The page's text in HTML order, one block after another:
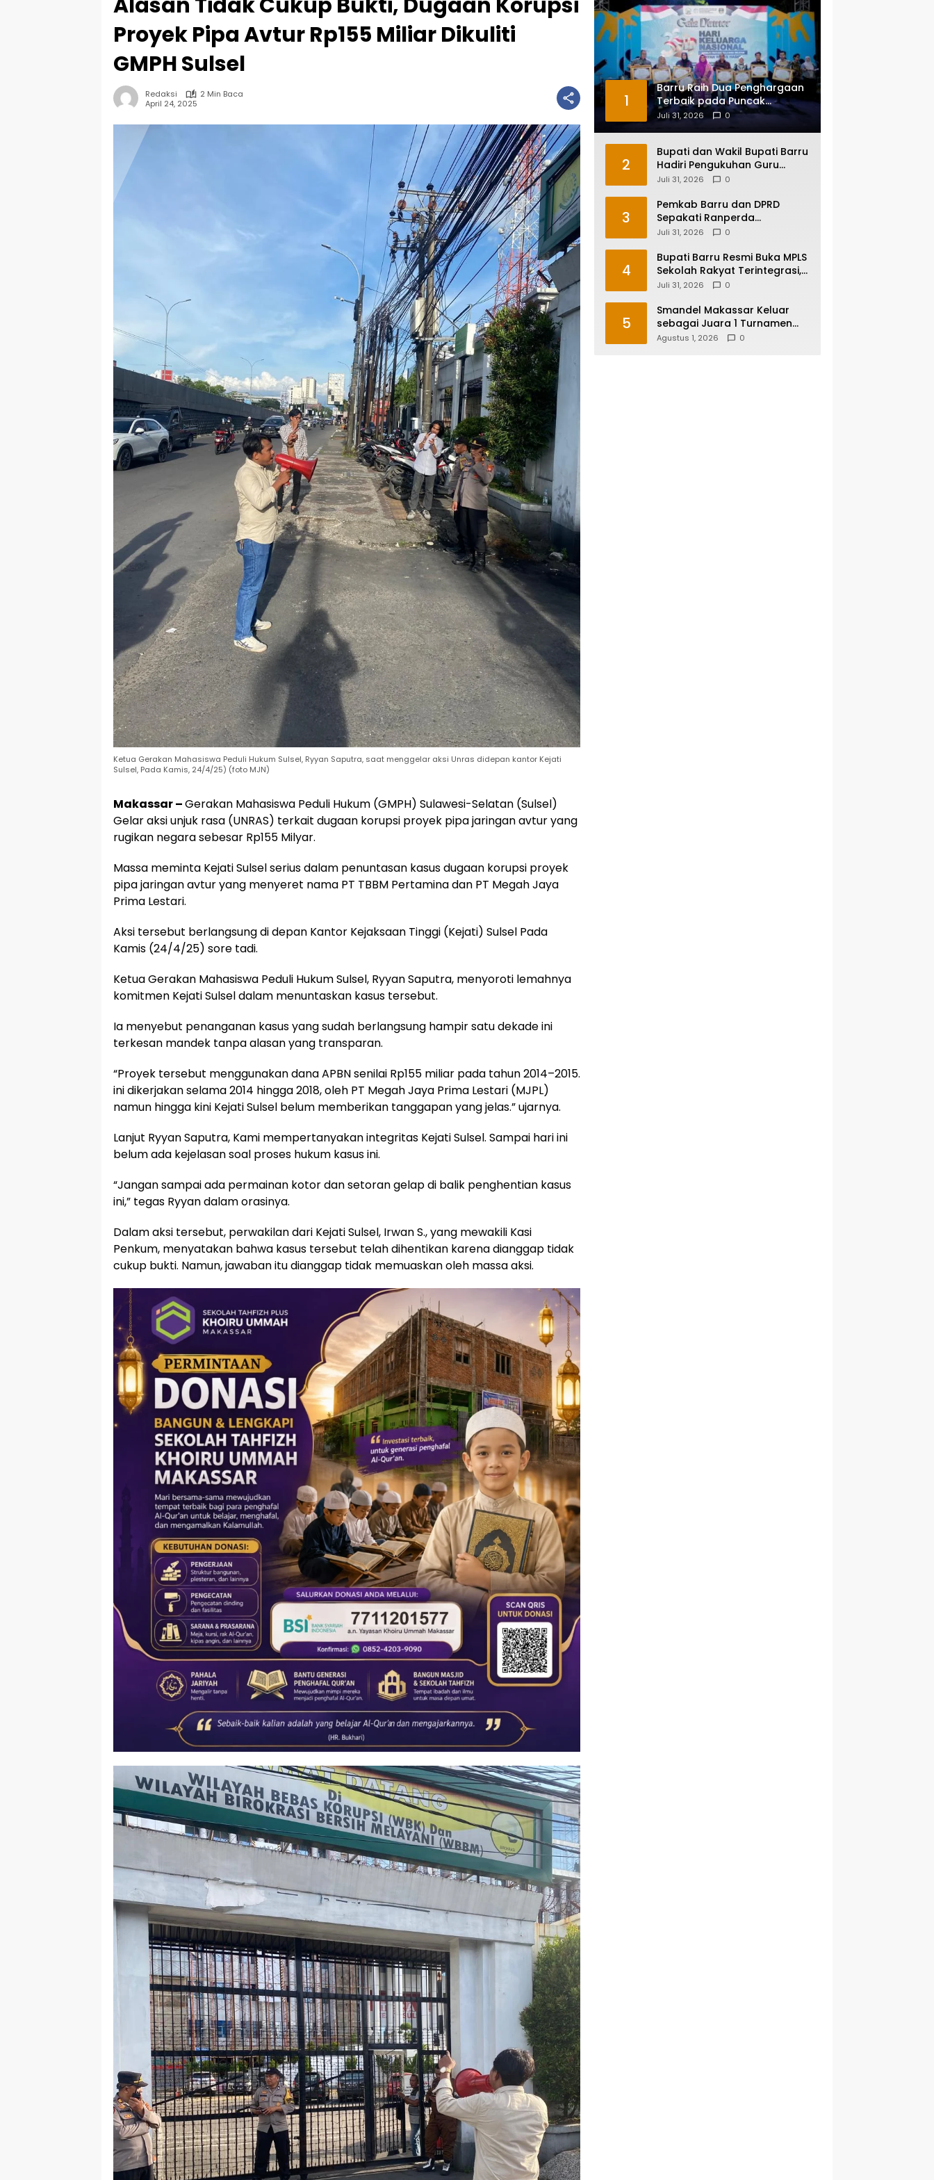
Proyek Pipa Avtur Rp155 Miliar Dikuliti
GMPH Sulsel
Redaksi
2 Min Baca
April 24, 2025
Ketua Gerakan Mahasiswa Peduli Hukum Sulsel, Ryyan Saputra, saat menggelar aksi Unras didepan kantor Kejati
Sulsel, Pada Kamis, 24/4/25) (foto MJN)
Makassar –Gerakan Mahasiswa Peduli Hukum (GMPH) Sulawesi-Selatan (Sulsel)
Gelar aksi unjuk rasa (UNRAS) terkait dugaan korupsi proyek pipa jaringan avtur yang
rugikan negara sebesar Rp155 Milyar.
Massa meminta Kejati Sulsel serius dalam penuntasan kasus dugaan korupsi proyek
pipa jaringan avtur yang menyeret nama PT TBBM Pertamina dan PT Megah Jaya
Prima Lestari.
Aksi tersebut berlangsung di depan Kantor Kejaksaan Tinggi (Kejati) Sulsel Pada
Kamis (24/4/25) sore tadi.
Ketua Gerakan Mahasiswa Peduli Hukum Sulsel, Ryyan Saputra, menyoroti lemahnya
komitmen Kejati Sulsel dalam menuntaskan kasus tersebut.
Ia menyebut penanganan kasus yang sudah berlangsung hampir satu dekade ini
terkesan mandek tanpa alasan yang transparan.
“Proyek tersebut menggunakan dana APBN senilai Rp155 miliar pada tahun 2014–2015.
ini dikerjakan selama 2014 hingga 2018, oleh PT Megah Jaya Prima Lestari (MJPL)
namun hingga kini Kejati Sulsel belum memberikan tanggapan yang jelas.” ujarnya.
Lanjut Ryyan Saputra, Kami mempertanyakan integritas Kejati Sulsel. Sampai hari ini
belum ada kejelasan soal proses hukum kasus ini.
“Jangan sampai ada permainan kotor dan setoran gelap di balik penghentian kasus
ini,” tegas Ryyan dalam orasinya.
Dalam aksi tersebut, perwakilan dari Kejati Sulsel, Irwan S., yang mewakili Kasi
Penkum, menyatakan bahwa kasus tersebut telah dihentikan karena dianggap tidak
cukup bukti. Namun, jawaban itu dianggap tidak memuaskan oleh massa aksi.
1
Barru Raih Dua Penghargaan
Terbaik pada Puncak
Harganas ke-33 Tingkat
Sulawesi Selatan
Juli 31, 2026 0
2
Bupati dan Wakil Bupati Barru
Hadiri Pengukuhan Guru
Besar UNM, Apresiasi Capaian
Juli 31, 2026 0
3
Pemkab Barru dan DPRD
Sepakati Ranperda
Pertanggungjawaban APBD
Kelola dan Perlindungan Anak
Juli 31, 2026 0
4
Bupati Barru Resmi Buka MPLS
Sekolah Rakyat Terintegrasi,
Tegaskan Pendidikan Kunci
Juli 31, 2026 0
5
Smandel Makassar Keluar
sebagai Juara 1 Turnamen
Futsal Smansa Cup Vol. 13
Agustus 1, 2026 0